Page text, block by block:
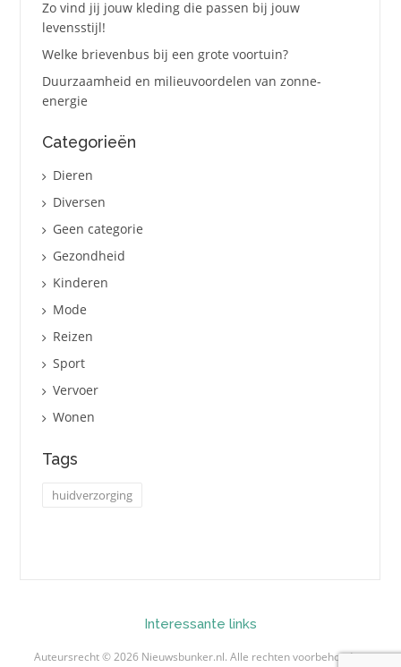
Zo vind jij jouw kleding die passen bij jouw
levensstijl!
Welke brievenbus bij een grote voortuin?
Duurzaamheid en milieuvoordelen van zonne-
energie
Categorieën
Dieren
Diversen
Geen categorie
Gezondheid
Kinderen
Mode
Reizen
Sport
Vervoer
Wonen
Tags
huidverzorging
Interessante links
Auteursrecht © 2026 Nieuwsbunker.nl. Alle rechten voorbehouden.